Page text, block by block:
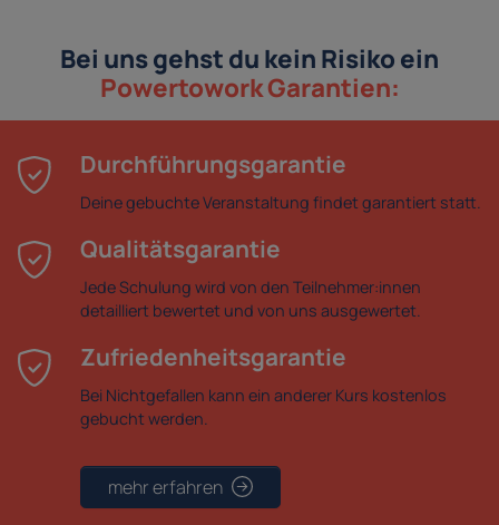
Bei uns gehst du kein Risiko ein
Powertowork Garantien:
Durchführungsgarantie
Deine gebuchte Veranstaltung findet garantiert statt.
Qualitätsgarantie
Jede Schulung wird von den Teilnehmer:innen
detailliert bewertet und von uns ausgewertet.
Zufriedenheitsgarantie
Bei Nichtgefallen kann ein anderer Kurs kostenlos
gebucht werden.
mehr erfahren